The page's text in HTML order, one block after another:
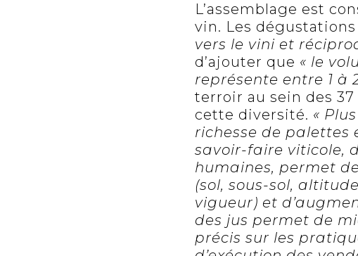
L’assemblage est
vin. Les
vers le vini et
d’ajouter que « le
représente entre 1 à
terroir au sein des
cette diversité. «
richesse de palettes
savoir-faire viticole,
humaines, permet
(sol, sous-sol,
vigueur) et
des jus permet de
précis sur les